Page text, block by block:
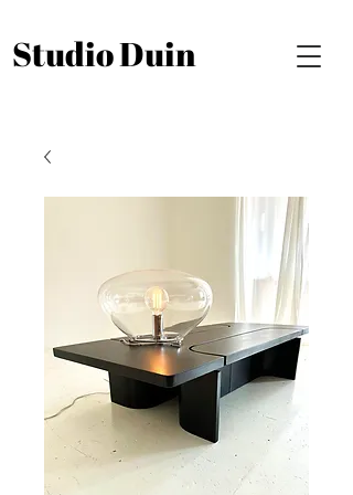
Studio Duin